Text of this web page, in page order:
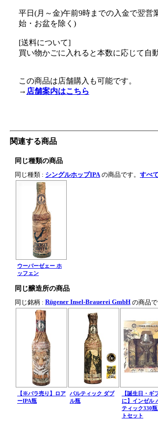
平日(月～金)午前9時までの入金で翌営
始・お盆を除く)
[送料について]
買い物かごに入れると本数に応じて自
この商品は店舗購入も可能です。
→ 店舗案内はこちら
関連する商品
同じ種類の商品
同じ種類 : シングルホップIPAの商品です。 すべ
ウーバーゼェー ホ
ッフェン
同じ醸造所の商品
同じ銘柄 : Rügener Insel-Brauerei GmbH の商品で
【※バラ売り】ロア
ーIPA瓶
バルティック ダブ
ル瓶
【誕生日・ギ
に】インゼル
ティック330
トセット